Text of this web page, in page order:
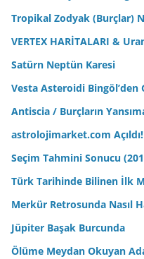
Tropikal Zodyak (Burçlar)
VERTEX HARİTALARI &
Satürn Neptün Karesi
Vesta Asteroidi Bingöl’den
Antiscia / Burçların
astrolojimarket.com Açıldı!
Seçim Tahmini Sonucu
Türk Tarihinde Bilinen İlk
Merkür Retrosunda Nasıl
Jüpiter Başak Burcunda
Ölüme Meydan Okuyan